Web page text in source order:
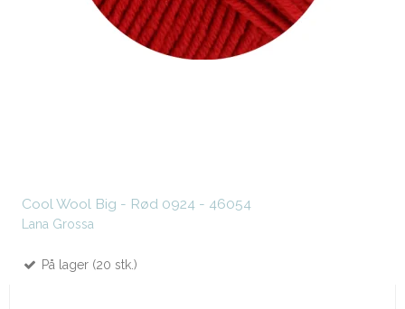
Cool Wool Big - Rød 0924 - 46054
Lana Grossa
På lager (20 stk.)